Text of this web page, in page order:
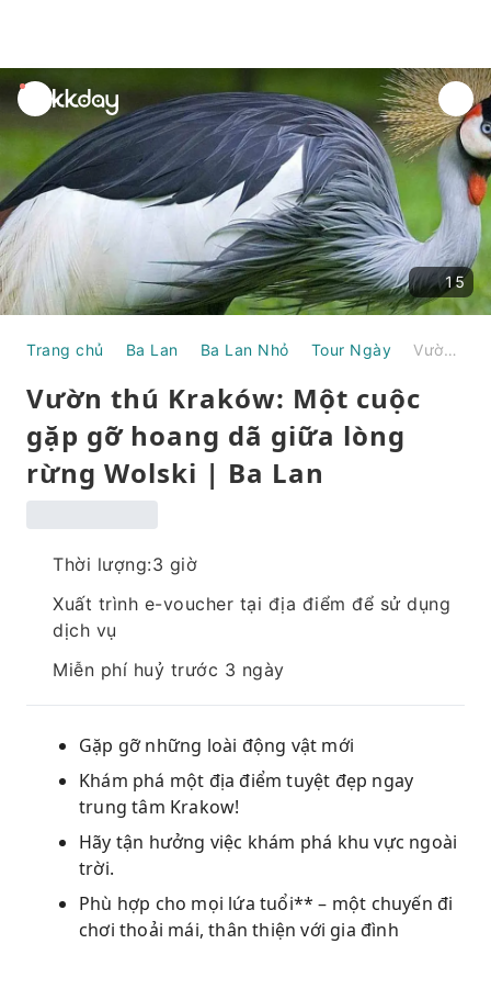
unread
notifications
15
Trang chủ Ba Lan Ba Lan Nhỏ Tour Ngày Vườn thú Kraków: Một cuộc gặp gỡ hoang dã giữa lòng rừng Wolski | Ba Lan
Vườn thú Kraków: Một cuộc
gặp gỡ hoang dã giữa lòng
rừng Wolski | Ba Lan
Thời lượng:3 giờ
Xuất trình e-voucher tại địa điểm để sử dụng
dịch vụ
Miễn phí huỷ trước 3 ngày
Gặp gỡ những loài động vật mới
Khám phá một địa điểm tuyệt đẹp ngay
trung tâm Krakow!
Hãy tận hưởng việc khám phá khu vực ngoài
trời.
Phù hợp cho mọi lứa tuổi** – một chuyến đi
chơi thoải mái, thân thiện với gia đình